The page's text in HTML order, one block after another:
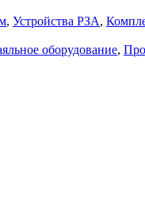
, Устройства РЗА,
оборудование,